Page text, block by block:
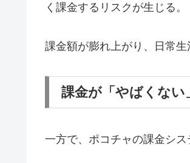
く課金するリスクが生じる。
課金額が膨れ上がり、日常生
課金が「やばくない
一方で、ポコチャの課金シス